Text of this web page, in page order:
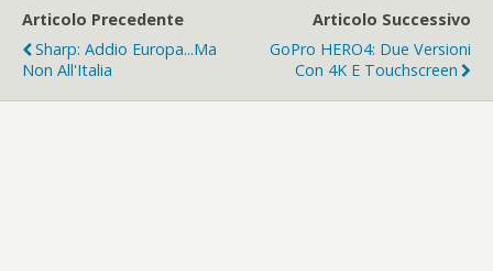
Articolo Precedente
Sharp: Addio Europa...ma
Non All'Italia
Articolo Successivo
GoPro HERO4: Due Versioni
Con 4K E Touchscreen